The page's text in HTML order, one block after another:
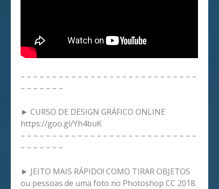
– – – – – – – – – – – – – – – – – – – – – – – – – – – –
– – – – – – –
► CURSO DE DESIGN GRÁFICO ONLINE
https://goo.gl/Yh4buK
– – – – – – – – – – – – – – – – – – – – – – – – – – – –
– – – – – – –
► JEITO MAIS RÁPIDO! COMO TIRAR OBJETOS
ou pessoas de uma foto no Photoshop CC 2018.